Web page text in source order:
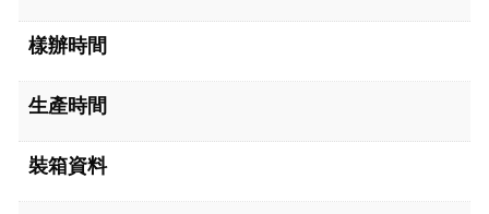
樣辦時間
生產時間
裝箱資料